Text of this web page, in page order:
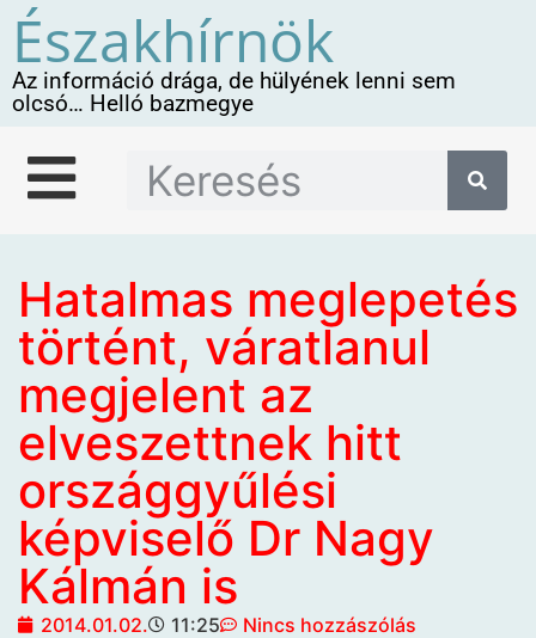
Északhírnök
Az információ drága, de hülyének lenni sem
olcsó… Helló bazmegye
Hatalmas meglepetés
történt, váratlanul
megjelent az
elveszettnek hitt
országgyűlési
képviselő Dr Nagy
Kálmán is
2014.01.02. 11:25
Nincs hozzászólás